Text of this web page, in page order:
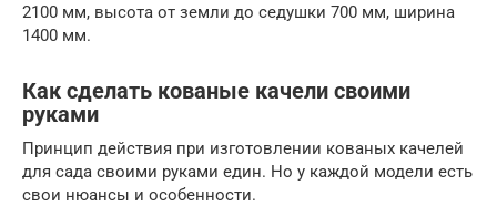
2100 мм, высота от земли до седушки 700 мм, ширина
1400 мм.
Как сделать кованые качели своими
руками
Принцип действия при изготовлении кованых качелей
для сада своими руками един. Но у каждой модели есть
свои нюансы и особенности.